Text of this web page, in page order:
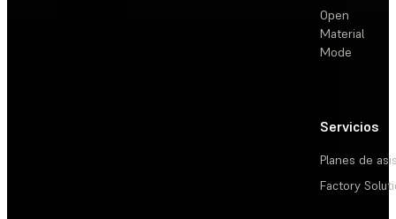
Open
Material
Mode
Servicios
Planes de
Factory